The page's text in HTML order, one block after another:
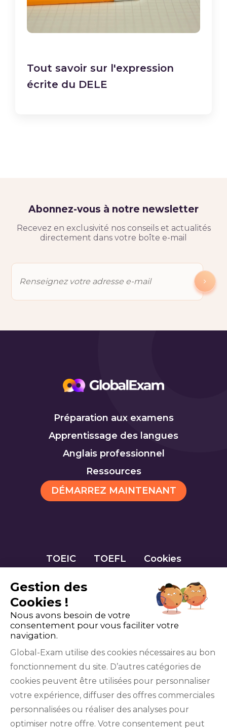
Tout savoir sur l'expression
écrite du DELE
Abonnez-vous à notre newsletter
Recevez en exclusivité nos conseils et actualités
directement dans votre boîte e-mail
Préparation aux examens
Apprentissage des langues
Anglais professionnel
Ressources
DÉMARREZ MAINTENANT
TOEIC TOEFL Cookies
YouTube
Gestion des
Cookies !
Nous avons besoin de votre
consentement pour vous faciliter votre
navigation.
Global-Exam utilise des cookies nécessaires au bon
fonctionnement du site. D’autres catégories de
cookies peuvent être utilisées pour personnaliser
votre expérience, diffuser des offres commerciales
personnalisées ou réaliser des analyses pour
optimiser notre offre. Votre consentement peut